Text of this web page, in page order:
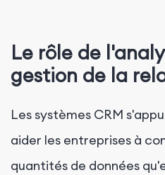
Le rôle de
gestion de la
Les systèmes CRM
aider les entreprises à
quantités de données